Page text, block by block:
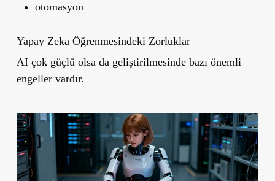
otomasyon
Yapay Zeka Öğrenmesindeki Zorluklar
AI çok güçlü olsa da geliştirilmesinde bazı önemli
engeller vardır.